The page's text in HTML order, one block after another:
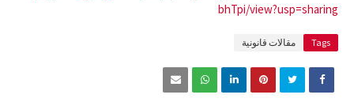
bhTpi/view?usp=sharing
Tags مقالات قانونية